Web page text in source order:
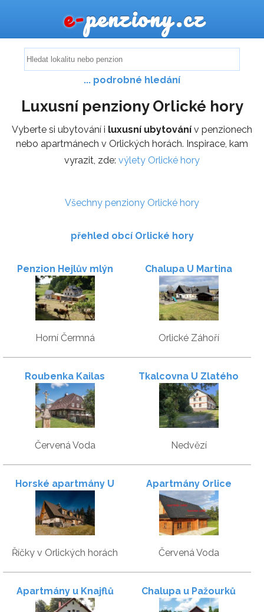
e-penziony.cz
... podrobné hledání
Luxusní penziony Orlické hory
Vyberte si ubytování i luxusní ubytování v penzionech
nebo apartmánech v Orlických horách. Inspirace, kam
vyrazit, zde: výlety Orlické hory
Všechny penziony Orlické hory
přehled obcí Orlické hory
Penzion Hejlův mlýn
Horní Čermná
Chalupa U Martina
Orlické Záhoří
Roubenka Kailas
Červená Voda
Tkalcovna U Zlatého
potoka
Nedvězí
Horské apartmány U
Lesa
Říčky v Orlických horách
Apartmány Orlice
Červená Voda
Apartmány u Knajflů Chalupa u Pažourků